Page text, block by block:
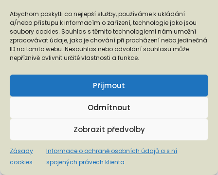
Abychom poskytli co nejlepší služby, používáme k ukládání
a/nebo přístupu k informacím o zařízení, technologie jako jsou
soubory cookies. Souhlas s těmito technologiemi nám umožní
zpracovávat údaje, jako je chování při procházení nebo jedinečná
ID na tomto webu. Nesouhlas nebo odvolání souhlasu může
nepříznivě ovlivnit určité vlastnosti a funkce.
Přijmout
Odmítnout
Zobrazit předvolby
Zásady
cookies
Informace o ochraně osobních údajů a s ní
spojených právech klienta